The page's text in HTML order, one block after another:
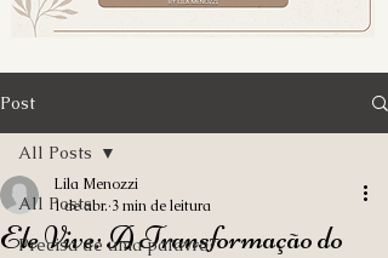
Post
All Posts
Precisa de uma palavra?
All Posts
Ele Vive: A Transformação do
Lila Menozzi
1 de abr. 3 min de leitura